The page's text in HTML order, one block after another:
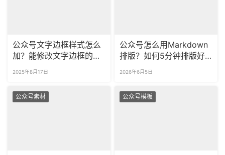
公众号文字边框样式怎么
加？能修改文字边框的颜
2025年8月17日
公众号怎么用Markdown
排版？如何5分钟排版好
2026年6月5日
公众号素材 公众号模板